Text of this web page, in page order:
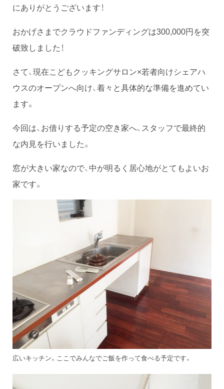
にありがとうございます！
おかげさまでクラウドファンディングは300,000円を突
破致しました！
さて、現在こどもクッキングサロン×若者向けシェアハ
ウスのオープンへ向け、着々と具体的な準備を進めてい
ます。
今回は、お借りする予定の空き家へ、スタッフで最終的
な内見を行いました。
窓が大きい家なので、中が明るく居心地がとてもよいお
家です。
広いキッチン。ここでみんなでご飯を作って食べる予定です。